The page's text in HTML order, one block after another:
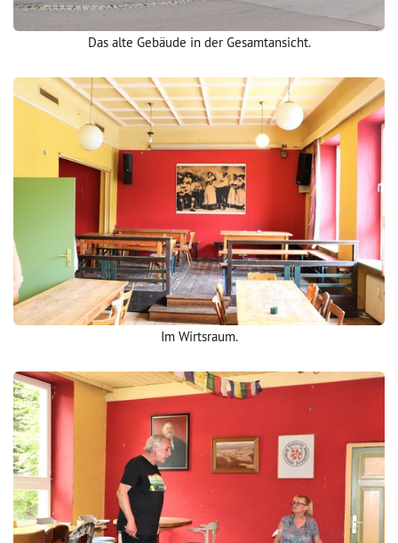
Das alte Gebäude in der Gesamtansicht.
Im Wirtsraum.